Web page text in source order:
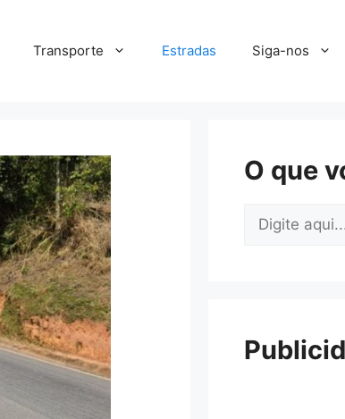
Transporte Estradas Siga-nos
O que
Pesquisar